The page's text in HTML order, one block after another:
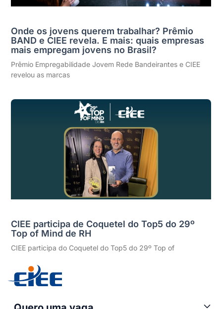
Onde os jovens querem trabalhar? Prêmio
BAND e CIEE revela. E mais: quais empresas
mais empregam jovens no Brasil?
Prêmio Empregabilidade Jovem Rede Bandeirantes e CIEE
revelou as marcas
CIEE participa de Coquetel do Top5 do 29º
Top of Mind de RH
CIEE participa do Coquetel do Top5 do 29º Top of